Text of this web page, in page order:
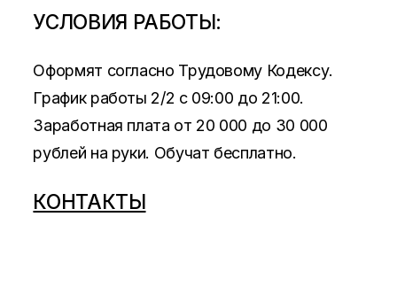
УСЛОВИЯ РАБОТЫ:
Оформят согласно Трудовому Кодексу.
График работы 2/2 c 09:00 до 21:00.
Заработная плата от 20 000 до 30 000
рублей на руки. Обучат бесплатно.
КОНТАКТЫ